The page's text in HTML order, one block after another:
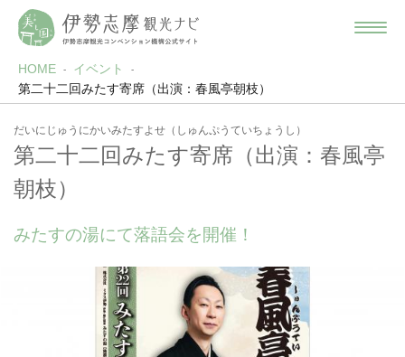
HOME
イベント
第二十二回みたす寄席（出演：春風亭朝枝）
だいにじゅうにかいみたすよせ（しゅんぷうていちょうし）
第二十二回みたす寄席（出演：春風亭
朝枝）
みたすの湯にて落語会を開催！